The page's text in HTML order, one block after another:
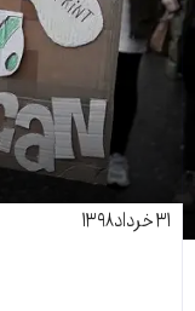
۳۱ خرداد ۱۳۹۸